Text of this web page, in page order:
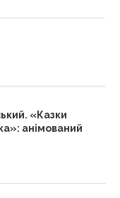
«Казки
анімований